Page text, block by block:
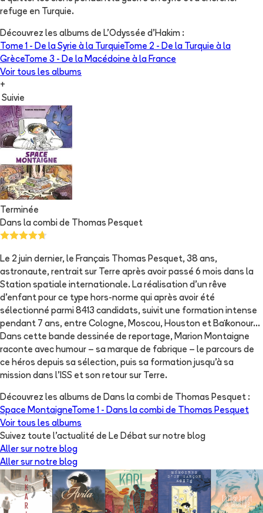
refuge en Turquie.
Découvrez les albums de L'Odyssée d'Hakim :
Tome 1 - De la Syrie à la TurquieTome 2 - De la Turquie à la
GrèceTome 3 - De la Macédoine à la France
Voir tous les albums
+
Suivie
Terminée
Dans la combi de Thomas Pesquet
Le 2 juin dernier, le Français Thomas Pesquet, 38 ans,
astronaute, rentrait sur Terre après avoir passé 6 mois dans la
Station spatiale internationale. La réalisation d'un rêve
d'enfant pour ce type hors-norme qui après avoir été
sélectionné parmi 8413 candidats, suivit une formation intense
pendant 7 ans, entre Cologne, Moscou, Houston et Baïkonour...
Dans cette bande dessinée de reportage, Marion Montaigne
raconte avec humour – sa marque de fabrique – le parcours de
ce héros depuis sa sélection, puis sa formation jusqu'à sa
mission dans l'ISS et son retour sur Terre.
Découvrez les albums de Dans la combi de Thomas Pesquet :
Space MontaigneTome 1 - Dans la combi de Thomas Pesquet
Voir tous les albums
Suivez toute l'actualité de Le Débat sur notre blog
Aller sur notre blog
Aller sur notre blog